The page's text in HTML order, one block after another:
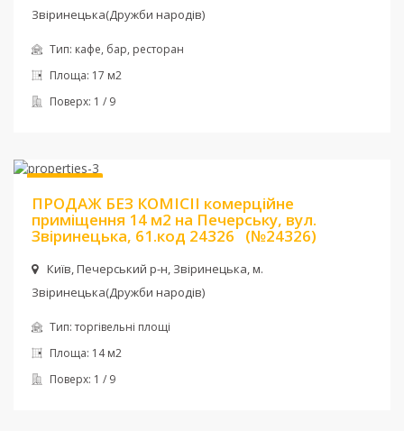
Звіринецька(Дружби народів)
Тип: кафе, бар, ресторан
Площа: 17 м2
Поверх: 1 / 9
ПРОДАЖ БЕЗ КОМІСІІ комерційне
приміщення 14 м2 на Печерську, вул.
Звіринецька, 61.код 24326 (№24326)
Київ, Печерський р-н, Звіринецька, м.
Звіринецька(Дружби народів)
Тип:торгівельні площі
Площа: 14 м2
Поверх: 1 / 9